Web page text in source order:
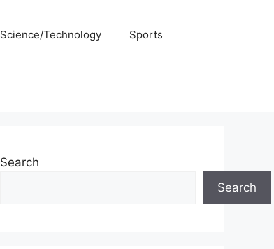
Science/Technology Sports
Search
Search